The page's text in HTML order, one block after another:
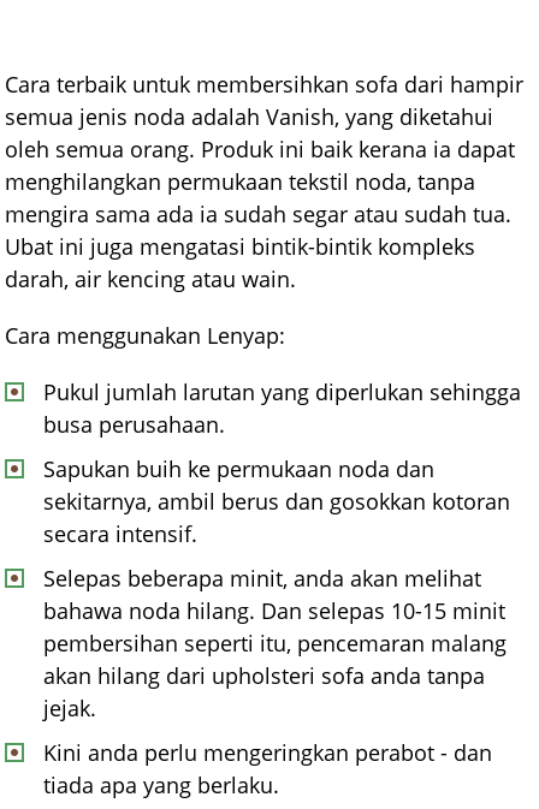
Cara terbaik untuk membersihkan sofa dari hampir
semua jenis noda adalah Vanish, yang diketahui
oleh semua orang. Produk ini baik kerana ia dapat
menghilangkan permukaan tekstil noda, tanpa
mengira sama ada ia sudah segar atau sudah tua.
Ubat ini juga mengatasi bintik-bintik kompleks
darah, air kencing atau wain.
Cara menggunakan Lenyap:
Pukul jumlah larutan yang diperlukan sehingga
busa perusahaan.
Sapukan buih ke permukaan noda dan
sekitarnya, ambil berus dan gosokkan kotoran
secara intensif.
Selepas beberapa minit, anda akan melihat
bahawa noda hilang. Dan selepas 10-15 minit
pembersihan seperti itu, pencemaran malang
akan hilang dari upholsteri sofa anda tanpa
jejak.
Kini anda perlu mengeringkan perabot - dan
tiada apa yang berlaku.